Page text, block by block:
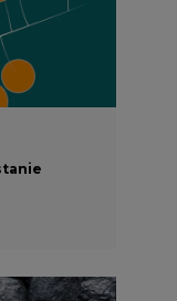
złóż
na 31